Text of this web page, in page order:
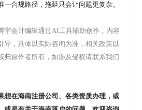
一合规路径，拖延只会让问题更复杂。
宇会计编辑通过AI工具辅助创作，内容
导，具体以实际咨询为准，相关政策以
归原作者所有，如涉及侵权请联系我们
想在海南注册公司、各类资质办理，或